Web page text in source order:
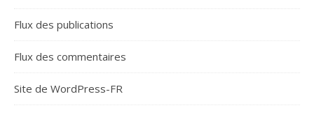
Flux des publications
Flux des commentaires
Site de WordPress-FR